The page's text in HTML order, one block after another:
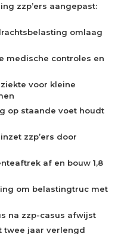
zzp’ers aangepast:
omlaag
medische controles en
voor kleine
op staande voet houdt
zzp’ers door
af en bouw 1,8
om belastingtruc met
na zzp-casus afwijst
twee jaar verlengd